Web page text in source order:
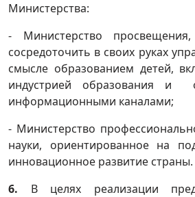
Министерства:
- Министерство
сосредоточить в своих руках
смысле образованием детей,
индустрией образования и
информационными каналами;
- Министерство
науки, ориентированное на
инновационное развитие
6. В целях реализации